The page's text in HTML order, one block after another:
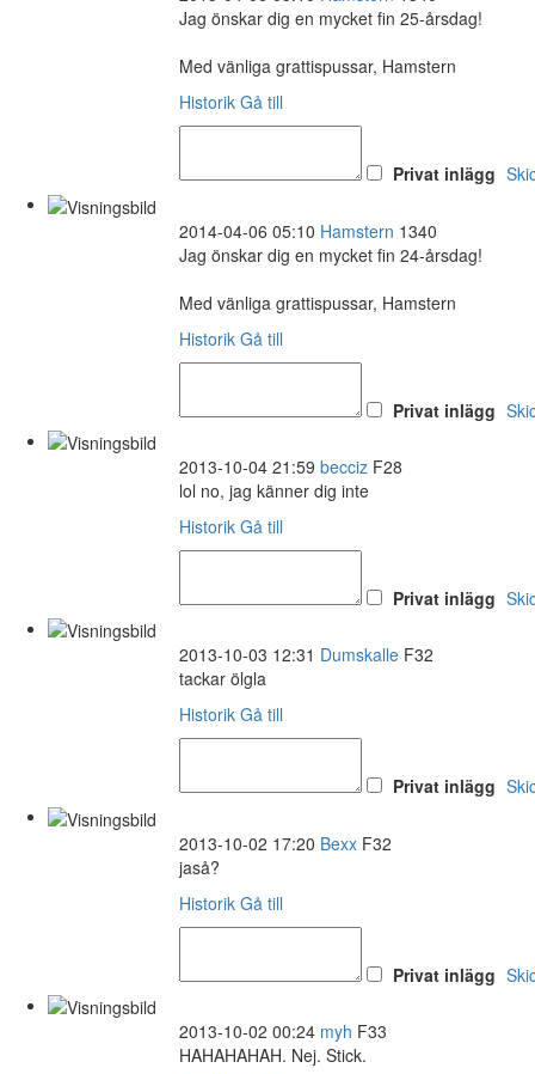
Jag önskar dig en mycket fin 25-årsdag!
Med vänliga grattispussar, Hamstern
Historik Gå till
Privat inlägg
2014-04-06 05:10 Hamstern 1340
Jag önskar dig en mycket fin 24-årsdag!
Med vänliga grattispussar, Hamstern
Historik Gå till
Privat inlägg
2013-10-04 21:59 becciz F28
lol no, jag känner dig inte
Historik Gå till
Privat inlägg
2013-10-03 12:31 Dumskalle F32
tackar ölgla
Historik Gå till
Privat inlägg
2013-10-02 17:20 Bexx F32
jaså?
Historik Gå till
Privat inlägg
2013-10-02 00:24 myh F33
HAHAHAHAH. Nej. Stick.